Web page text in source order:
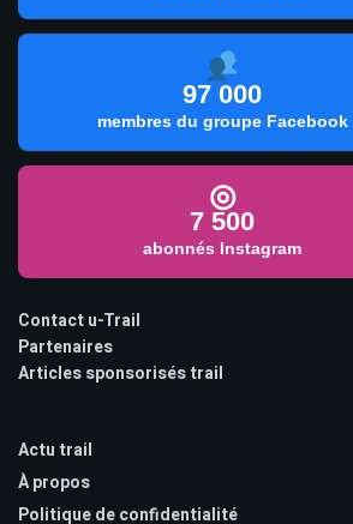
97 000
membres du groupe Facebook
◎
7 500
abonnés Instagram
Contact u-Trail
Partenaires
Articles sponsorisés trail
Actu trail
À propos
Politique de confidentialité